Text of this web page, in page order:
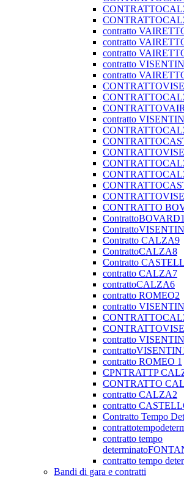
contratto
contratto
contratto
contratto
contratto
contratto
CONTRATTO
ContrattoBOVARD1
Contratto CALZA9
ContrattoCALZA8
Contratto
contratto CALZA7
contrattoCALZA6
contratto ROMEO2
contratto
contratto
contratto ROMEO 1
CPNTRATTP
CONTRATTO
contratto CALZA2
contratto
Contratto Tempo
contratto tempo
contratto tempo
Bandi di gara e contratti